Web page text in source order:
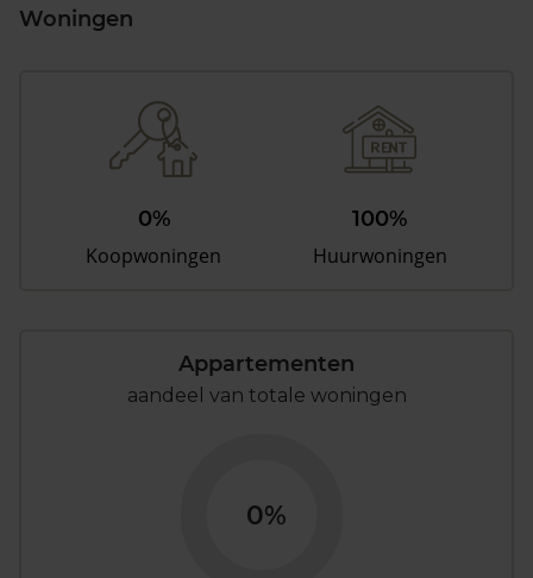
Woningen
0%
Koopwoningen
100%
Huurwoningen
Appartementen
aandeel van totale woningen
0%